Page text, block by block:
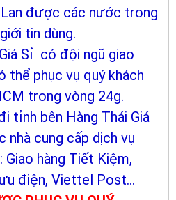
được các nước trong
tin dùng.
Sỉ có đội ngũ giao
thể phục vụ quý khách
trong vòng 24g.
tỉnh bên Hàng Thái Giá
nhà cung cấp dịch vụ
Giao hàng Tiết Kiệm,
điện, Viettel Post...